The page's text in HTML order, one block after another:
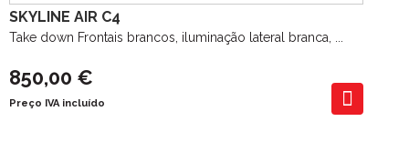
SKYLINE AIR C4
Take down Frontais brancos, iluminação lateral branca, ...
850,00 €
Preço IVA incluído